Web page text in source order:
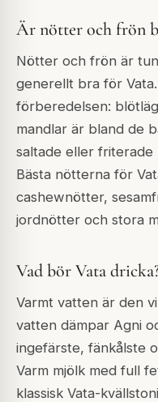
Är nötter och frön
Nötter och frön är
generellt bra för
förberedelsen:
mandlar är bland de
saltade eller friterade
Bästa nötterna för
cashewnötter,
jordnötter och stora
Vad bör Vata
Varmt vatten är den
vatten dämpar Agni
ingefärste, fänkålste
Varm mjölk med full
klassisk Vata-